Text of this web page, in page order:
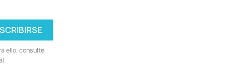
ello, consulte